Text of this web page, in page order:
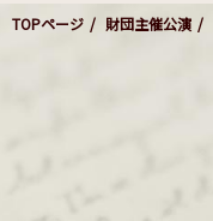
TOPページ 財団主催公演